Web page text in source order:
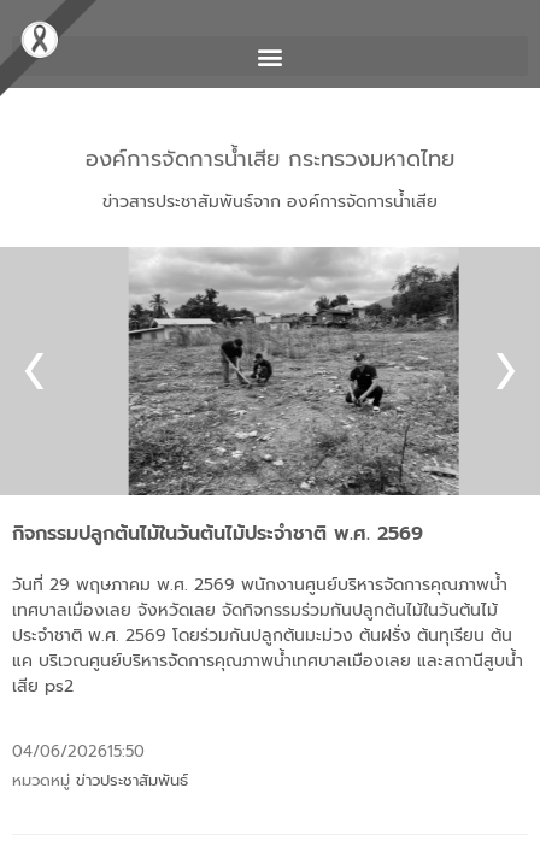
องค์การจัดการน้ำเสีย กระทรวงมหาดไทย
ข่าวสารประชาสัมพันธ์จาก องค์การจัดการน้ำเสีย
กิจกรรมปลูกต้นไม้ในวันต้นไม้ประจำชาติ พ.ศ. 2569
วันที่ 29 พฤษภาคม พ.ศ. 2569 พนักงานศูนย์บริหารจัดการคุณภาพน้ำ
เทศบาลเมืองเลย จังหวัดเลย จัดกิจกรรมร่วมกันปลูกต้นไม้ในวันต้นไม้
ประจำชาติ พ.ศ. 2569 โดยร่วมกันปลูกต้นมะม่วง ต้นฝรั่ง ต้นทุเรียน ต้น
แค บริเวณศูนย์บริหารจัดการคุณภาพน้ำเทศบาลเมืองเลย และสถานีสูบน้ำ
เสีย ps2
04/06/202615:50
หมวดหมู่ ข่าวประชาสัมพันธ์